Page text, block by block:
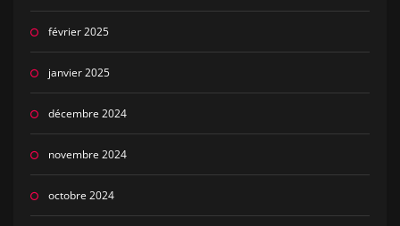
février 2025
janvier 2025
décembre 2024
novembre 2024
octobre 2024